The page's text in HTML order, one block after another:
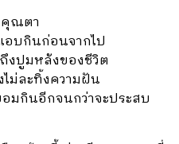
คุณตา
บกินก่อนจากไป
งปูมหลังของชีวิต
ม่ละทิ้งความฝัน
มกินอีกจนกว่าจะประสบ